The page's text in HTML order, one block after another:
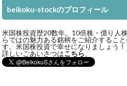
beikoku-stockのプロフィール
米国株投資歴20数年。10倍株・億り人
らではの魅力ある銘柄をご紹介するこ
す。米国株投資で幸せになりましょう！
詳しいごあいさつはこちら。